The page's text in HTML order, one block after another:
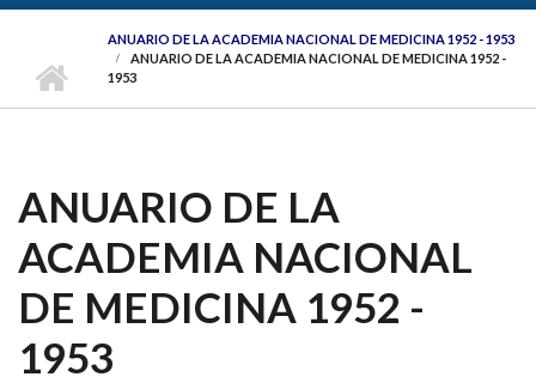
ANUARIO DE LA ACADEMIA NACIONAL DE MEDICINA 1952 - 1953
ANUARIO DE LA ACADEMIA NACIONAL DE MEDICINA 1952 -
1953
ANUARIO DE LA
ACADEMIA NACIONAL
DE MEDICINA 1952 -
1953